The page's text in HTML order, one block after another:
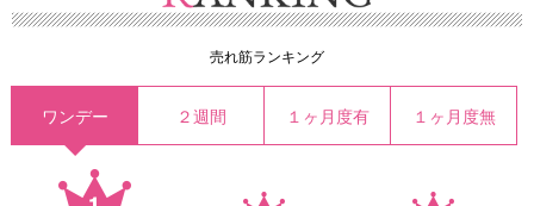
売れ筋ランキング
ワンデー ２週間 １ヶ月度有 １ヶ月度無